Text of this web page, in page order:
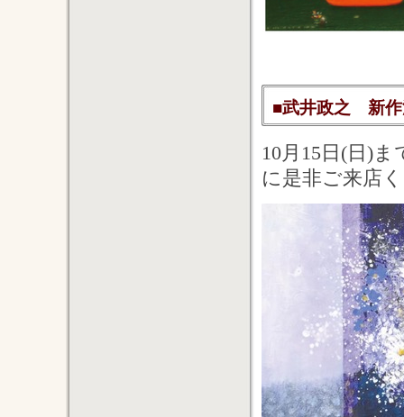
■武井政之 新
10月15日(日)
に是非ご来店